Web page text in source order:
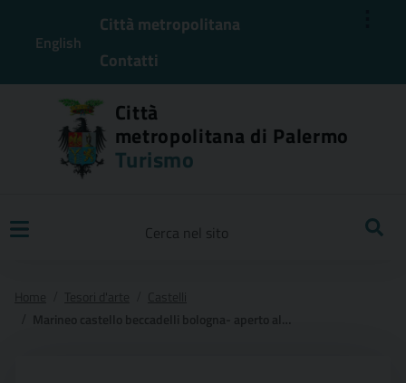
English
Città metropolitana
Contatti
Città
metropolitana di Palermo
Turismo